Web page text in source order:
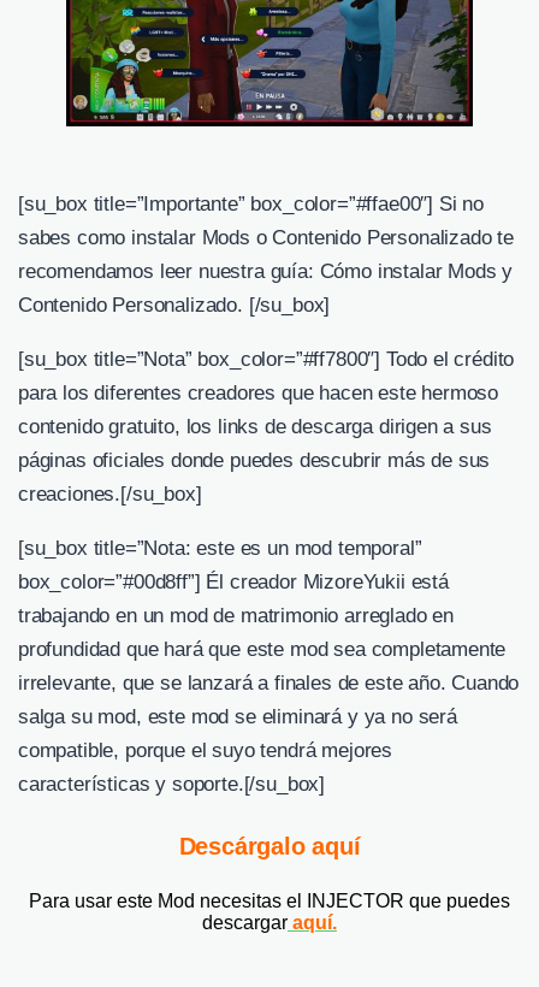
[su_box title=”Importante” box_color=”#ffae00″] Si no
sabes como instalar Mods o Contenido Personalizado te
recomendamos leer nuestra guía: Cómo instalar Mods y
Contenido Personalizado. [/su_box]
[su_box title=”Nota” box_color=”#ff7800″] Todo el crédito
para los diferentes creadores que hacen este hermoso
contenido gratuito, los links de descarga dirigen a sus
páginas oficiales donde puedes descubrir más de sus
creaciones.[/su_box]
[su_box title=”Nota: este es un mod temporal”
box_color=”#00d8ff”] Él creador MizoreYukii está
trabajando en un mod de matrimonio arreglado en
profundidad que hará que este mod sea completamente
irrelevante, que se lanzará a finales de este año. Cuando
salga su mod, este mod se eliminará y ya no será
compatible, porque el suyo tendrá mejores
características y soporte.[/su_box]
Descárgalo aquí
Para usar este Mod necesitas el INJECTOR que puedes
descargar aquí.